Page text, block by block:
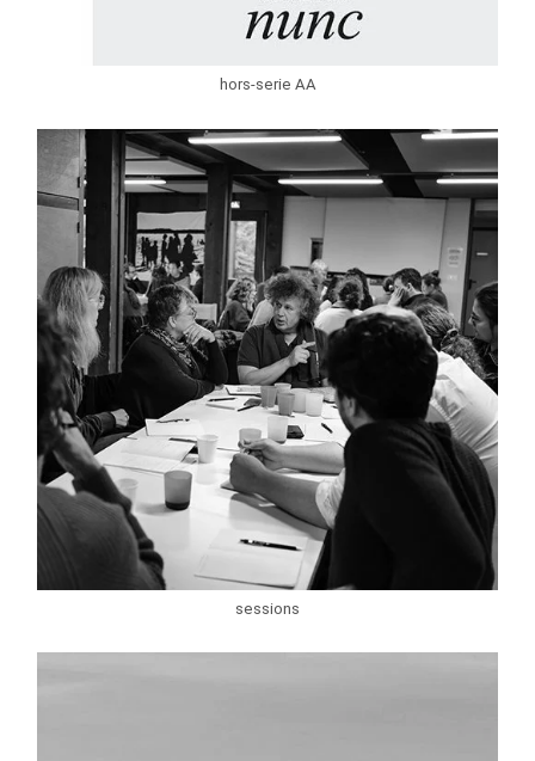
hors-serie AA
sessions